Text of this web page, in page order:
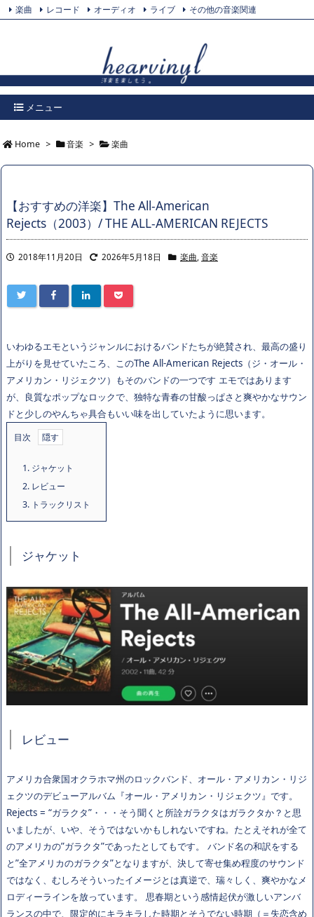
メニュー
楽曲 レコード オーディオ ライブ
その他の音楽関連
Home > 音楽 > 楽曲
【おすすめの洋楽】The All-American
Rejects（2003）/ THE ALL-AMERICAN REJECTS
2018年11月20日 2026年5月18日 楽曲, 音楽
いわゆるエモというジャンルにおけるバンドたちが絶賛され、最高の盛り
上がりを見せていたころ、このThe All-American Rejects（ジ・オール・
アメリカン・リジェクツ）もそのバンドの一つです エモではあります
が、良質なポップなロックで、独特な青春の甘酸っぱさと爽やかなサウン
ドと少しのやんちゃ具合もいい味を出していたように思います。
目次
1. ジャケット
2. レビュー
3. トラックリスト
ジャケット
レビュー
アメリカ合衆国オクラホマ州のロックバンド、オール・アメリカン・リジ
ェクツのデビューアルバム『オール・アメリカン・リジェクツ』です。
Rejects = “ガラクタ”・・・そう聞くと所詮ガラクタはガラクタか？と思
いましたが、いや、そうではないかもしれないですね。たとえそれが全て
のアメリカの”ガラクタ”であったとしてもです。 バンド名の和訳をする
と”全アメリカのガラクタ”となりますが、決して寄せ集め程度のサウンド
ではなく、むしろそういったイメージとは真逆で、瑞々しく、爽やかなメ
ロディーラインを放っています。 思春期という感情起伏が激しいアンバ
ランスの中で、限定的にキラキラした時期とそうでない時期（＝失恋含め